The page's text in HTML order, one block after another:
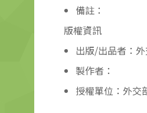
備註：
版權資訊
出版/出品者：
製作者：
授權單位：外交